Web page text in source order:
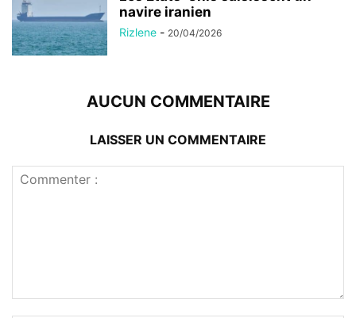
navire iranien
Rizlene - 20/04/2026
AUCUN COMMENTAIRE
LAISSER UN COMMENTAIRE